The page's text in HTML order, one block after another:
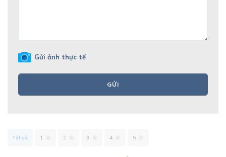
Gửi ảnh thực tế
GỬI
Tất cả 1 2 3 4 5